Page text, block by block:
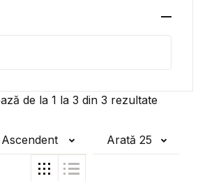
de la 1 la 3 din 3 rezultate
Arată 25